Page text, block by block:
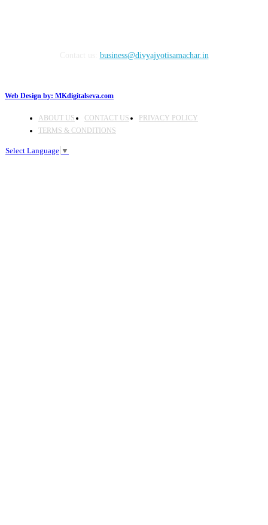
business@divyajyotisamachar.in
Web Design by: MKdigitalseva.com
ABOUT US CONTACT US
PRIVACY POLICY
TERMS & CONDITIONS
Select Language ▼